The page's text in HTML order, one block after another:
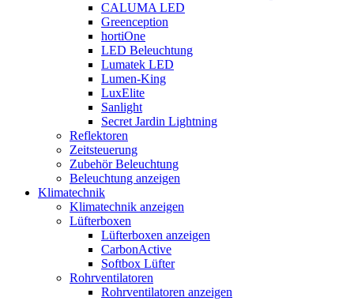
CALUMA LED
Greenception
hortiOne
LED Beleuchtung
Lumatek LED
Lumen-King
LuxElite
Sanlight
Secret Jardin Lightning
Reflektoren
Zeitsteuerung
Zubehör Beleuchtung
Beleuchtung anzeigen
Klimatechnik
Klimatechnik anzeigen
Lüfterboxen
Lüfterboxen anzeigen
CarbonActive
Softbox Lüfter
Rohrventilatoren
Rohrventilatoren anzeigen